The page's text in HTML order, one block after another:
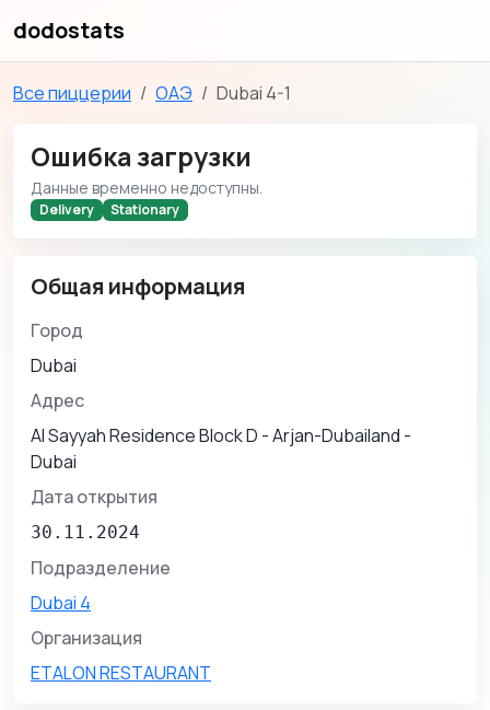
dodostats
Все пиццерии ОАЭ Dubai 4-1
Ошибка загрузки
Данные временно недоступны.
Delivery Stationary
Общая информация
Город
Dubai
Адрес
Al Sayyah Residence Block D - Arjan-Dubailand -
Dubai
Дата открытия
30.11.2024
Подразделение
Dubai 4
Организация
ETALON RESTAURANT